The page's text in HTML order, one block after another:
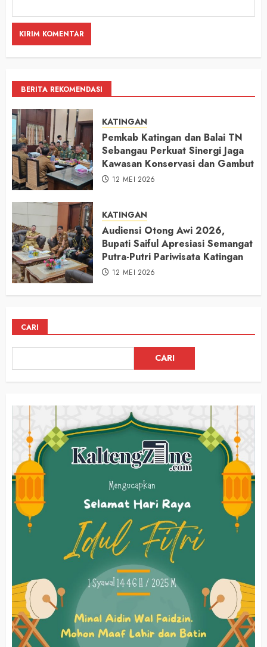
BERITA REKOMENDASI
KATINGAN
Pemkab Katingan dan Balai TN
Sebangau Perkuat Sinergi Jaga
Kawasan Konservasi dan Gambut
12 MEI 2026
KATINGAN
Audiensi Otong Awi 2026,
Bupati Saiful Apresiasi Semangat
Putra-Putri Pariwisata Katingan
12 MEI 2026
CARI
CARI